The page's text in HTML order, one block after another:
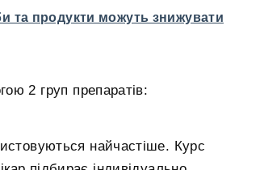
та продукти можуть знижувати
2 груп препаратів:
найчастіше. Курс